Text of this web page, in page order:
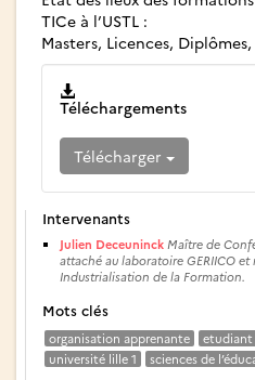
TICe à l’USTL :
Masters, Licences,
Téléchargements
Télécharger
Intervenants
Julien Deceuninck Maître de
attaché au laboratoire GERIICO
Industrialisation de la Formation.
Mots clés
organisation apprenante etudiant
université lille 1
sciences de